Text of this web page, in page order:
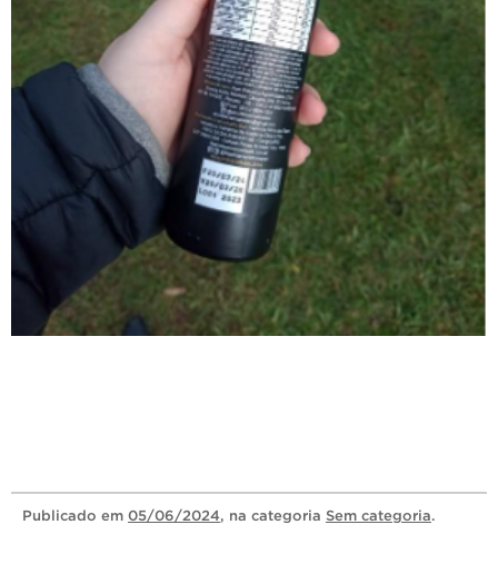
Publicado em 05/06/2024, na categoria Sem categoria.